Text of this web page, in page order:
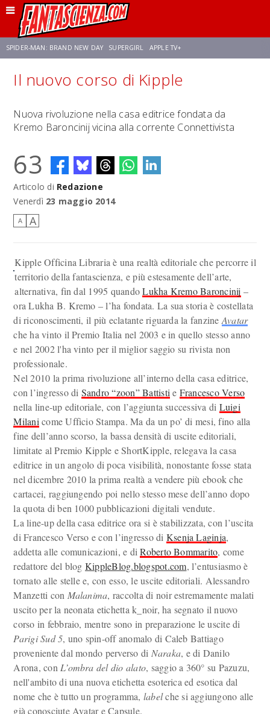
SPIDER-MAN: BRAND NEW DAY SUPERGIRL APPLE TV+
FRANCO RICCIARDIELLO ZENDAYA AVENGERS: DOOMSDAY
NETFLIX SADIE SINK STAR TREK: STRANGE NEW WORLDS
Il nuovo corso di Kipple
Nuova rivoluzione nella casa editrice fondata da
Kremo Baroncinij vicina alla corrente Connettivista
63
Articolo di Redazione
Venerdì 23 maggio 2014
A A
Kipple Officina Libraria è una realtà editoriale che percorre il
territorio della fantascienza, e più estesamente dell’arte,
alternativa, fin dal 1995 quandoLukha Kremo Baroncinij –
ora Lukha B. Kremo – l’ha fondata. La sua storia è costellata
di riconoscimenti, il più eclatante riguarda la fanzine Avatar
che ha vinto il Premio Italia nel 2003 e in quello stesso anno
e nel 2002 l'ha vinto per il miglior saggio su rivista non
professionale.
Nel 2010 la prima rivoluzione all’interno della casa editrice,
con l’ingresso di Sandro “zoon” Battisti e Francesco Verso
nella line-up editoriale, con l’aggiunta successiva di Luigi
Milani come Ufficio Stampa. Ma da un po’ di mesi, fino alla
fine dell’anno scorso, la bassa densità di uscite editoriali,
limitate al Premio Kipple e ShortKipple, relegava la casa
editrice in un angolo di poca visibilità, nonostante fosse stata
nel dicembre 2010 la prima realtà a vendere più ebook che
cartacei, raggiungendo poi nello stesso mese dell’anno dopo
la quota di ben 1000 pubblicazioni digitali vendute.
La line-up della casa editrice ora si è stabilizzata, con l’uscita
di Francesco Verso e con l’ingresso di Ksenja Laginja,
addetta alle comunicazioni, e diRoberto Bommarito, come
redattore del blog KippleBlog.blogspot.com, l’entusiasmo è
tornato alle stelle e, con esso, le uscite editoriali. Alessandro
Manzetti con Malanima, raccolta di noir estremamente malati
uscito per la neonata etichetta k_noir, ha segnato il nuovo
corso in febbraio, mentre sono in preparazione le uscite di
Parigi Sud 5, uno spin-off anomalo di Caleb Battiago
proveniente dal mondo perverso di Naraka, e di Danilo
Arona, con L’ombra del dio alato, saggio a 360° su Pazuzu,
nell'ambito di una nuova etichetta esoterica ed esotica dal
nome che è tutto un programma, labelche si aggiungono alle
già conosciute Avatar e Capsule.